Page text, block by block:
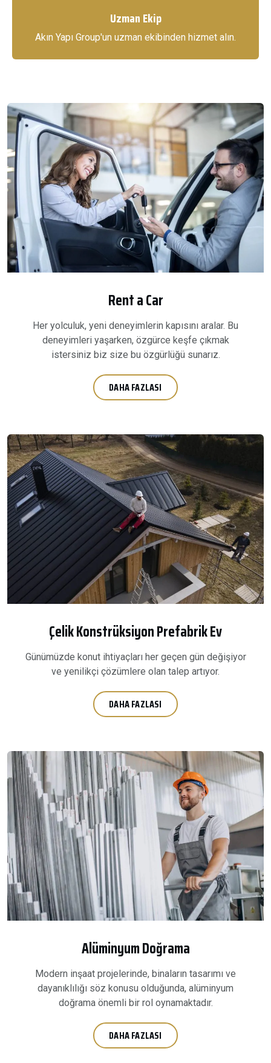
Uzman Ekip
Akın Yapı Group'un uzman ekibinden hizmet alın.
Rent a Car
Her yolculuk, yeni deneyimlerin kapısını aralar. Bu
deneyimleri yaşarken, özgürce keşfe çıkmak
istersiniz biz size bu özgürlüğü sunarız.
DAHA FAZLASI
Çelik Konstrüksiyon Prefabrik Ev
Günümüzde konut ihtiyaçları her geçen gün değişiyor
ve yenilikçi çözümlere olan talep artıyor.
DAHA FAZLASI
Alüminyum Doğrama
Modern inşaat projelerinde, binaların tasarımı ve
dayanıklılığı söz konusu olduğunda, alüminyum
doğrama önemli bir rol oynamaktadır.
DAHA FAZLASI